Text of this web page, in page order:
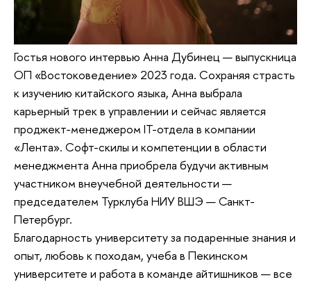
Гостья нового интервью Анна Дубинец — выпускница
ОП «Востоковедение» 2023 года. Сохраняя страсть
к изучению китайского языка, Анна выбрала
карьерный трек в управлении и сейчас является
проджект-менеджером IT-отдела в компании
«Лента». Софт-скилы и компетенции в области
менеджмента Анна приобрела будучи активным
участником внеучебной деятельности —
председателем Турклуба НИУ ВШЭ — Санкт-
Петербург.
Благодарность университету за подаренные знания и
опыт, любовь к походам, учеба в Пекинском
университете и работа в команде айтишников — все